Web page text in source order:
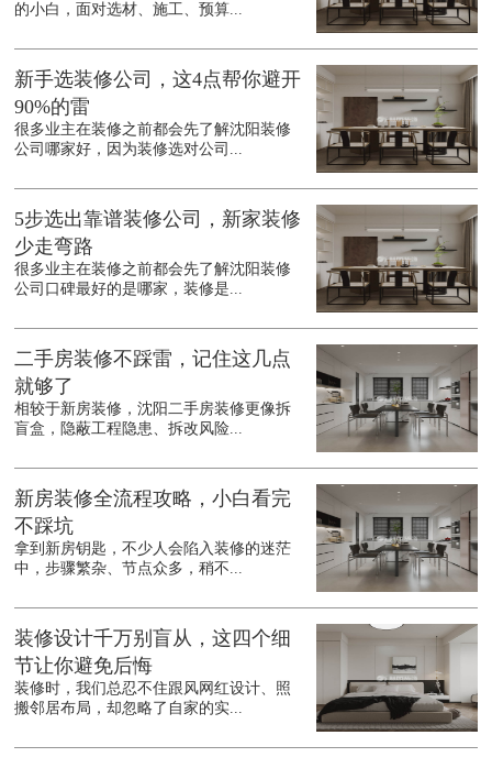
的小白，面对选材、施工、预算...
新手选装修公司，这4点帮你避开
90%的雷
很多业主在装修之前都会先了解沈阳装修
公司哪家好，因为装修选对公司...
5步选出靠谱装修公司，新家装修
少走弯路
很多业主在装修之前都会先了解沈阳装修
公司口碑最好的是哪家，装修是...
二手房装修不踩雷，记住这几点
就够了
相较于新房装修，沈阳二手房装修更像拆
盲盒，隐蔽工程隐患、拆改风险...
新房装修全流程攻略，小白看完
不踩坑
拿到新房钥匙，不少人会陷入装修的迷茫
中，步骤繁杂、节点众多，稍不...
装修设计千万别盲从，这四个细
节让你避免后悔
装修时，我们总忍不住跟风网红设计、照
搬邻居布局，却忽略了自家的实...